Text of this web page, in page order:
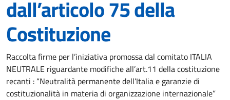
dall’articolo 75 della
Costituzione
Dettagli della notizia
Raccolta firme per l’iniziativa promossa dal comitato ITALIA
NEUTRALE riguardante modifiche all’art.11 della costituzione
recanti : “Neutralità permanente dell’Italia e garanzie di
costituzionalità in materia di organizzazione internazionale”